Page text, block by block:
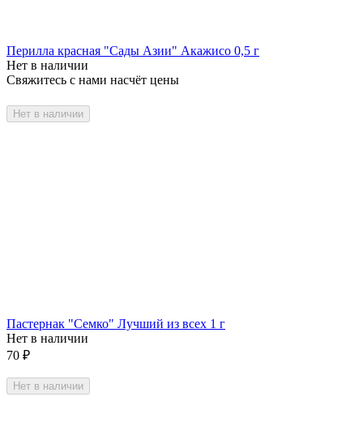
Перилла красная "Сады Азии" Акажисо 0,5 г
Нет в наличии
Свяжитесь с нами насчёт цены
Нет в наличии
Пастернак "Семко" Лучший из всех 1 г
Нет в наличии
70 ₽
Нет в наличии